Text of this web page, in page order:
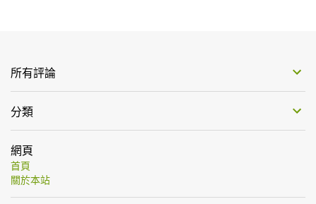
所有評論
分類
網頁
首頁
關於本站